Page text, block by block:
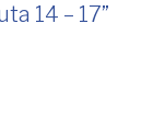
14 – 17”